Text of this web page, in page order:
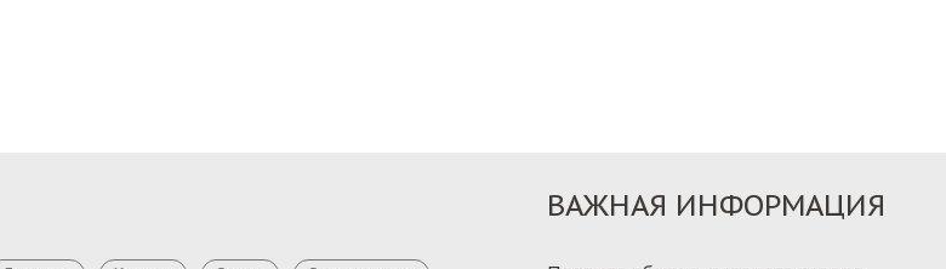
ВАЖНАЯ ИНФОРМАЦИЯ